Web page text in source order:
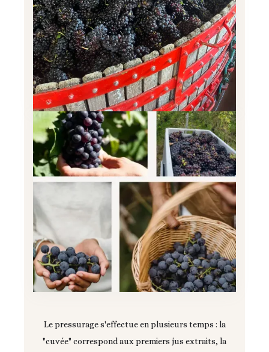
Le pressurage s'effectue en plusieurs temps : la
"cuvée" correspond aux premiers jus extraits, la